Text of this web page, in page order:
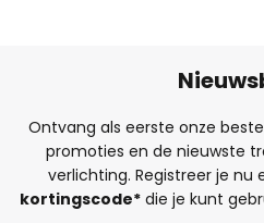
Ontvang als eerste onze
promoties en de nieuwste
verlichting. Registreer je nu
kortingscode*die je kunt